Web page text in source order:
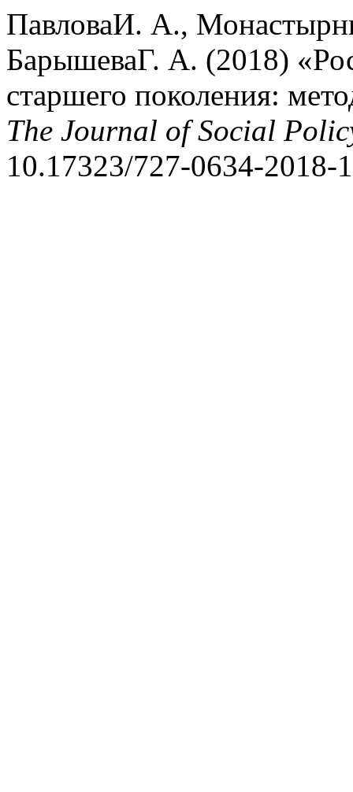
ПавловаИ. А.,
БарышеваГ. А. (2018)
старшего поколения:
The Journal of Social
10.17323/727-0634-2018-